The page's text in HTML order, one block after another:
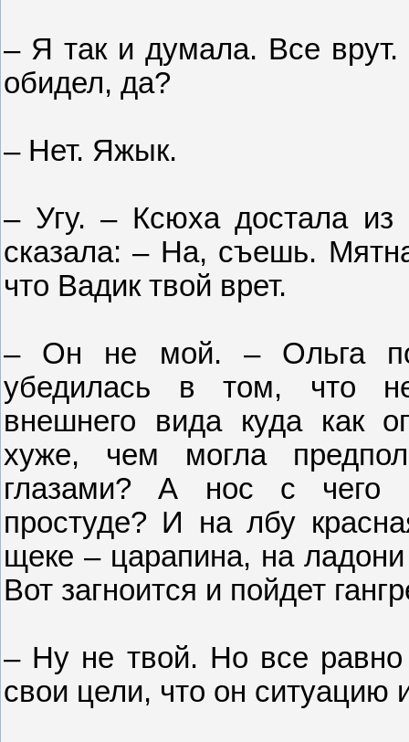
– Я так и думала. Все
обидел, да?
– Нет. Яжык.
– Угу. – Ксюха достала из
сказала: – На, съешь.
что Вадик твой врет.
– Он не мой. – Ольга
убедилась в том, что
внешнего вида куда как
хуже, чем могла
глазами? А нос с чего
простуде? И на лбу
щеке – царапина, на
Вот загноится и пойдет
– Ну не твой. Но все равно
свои цели, что он ситуацию